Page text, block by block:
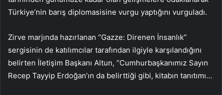
Türkiye’nin barış diplomasisine vurgu yaptığını vurguladı.
Zirve marjında ​​hazırlanan “Gazze: Direnen İnsanlık”
sergisinin de katılımcılar tarafından ilgiyle karşılandığını
belirten İletişim Başkanı Altun, “Cumhurbaşkanımız Sayın
Recep Tayyip Erdoğan’ın da belirttiği gibi, kitabın tanıtımı…